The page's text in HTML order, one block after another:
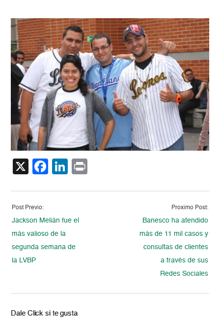
X Facebook
LinkedIn
Post Previo:
Jackson Melián fue el
más valioso de la
segunda semana de
la LVBP
Proximo Post:
Banesco ha atendido
más de 11 mil casos y
consultas de clientes
a través de sus
Redes Sociales
Dale Click si te gusta